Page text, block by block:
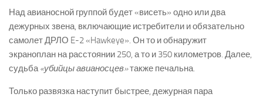
Над авианосной группой будет «висеть» одно или два
дежурных звена, включающие истребители и обязательно
самолет ДРЛО E-2 «Hawkeye». Он то и обнаружит
экраноплан на расстоянии 250, а то и 350 километров. Далее,
судьба«убийцы авианосцев»также печальна.
Только развязка наступит быстрее, дежурная пара